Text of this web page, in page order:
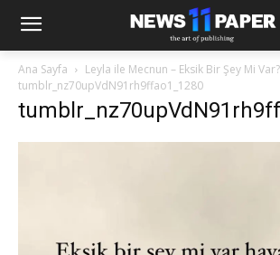
Ana Sayfa
Leyla ile Mecnun – Eksik Bir Şey Mi Var?
tumblr_nz70upVdN91rh9ffao1_1280